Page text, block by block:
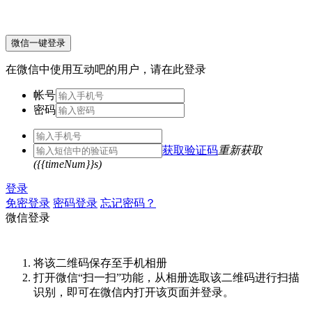
微信一键登录
在微信中使用互动吧的用户，请在此登录
帐号
密码
获取验证码重新获取
({{timeNum}}s)
登录
免密登录 密码登录 忘记密码？
微信登录
将该二维码保存至手机相册
打开微信“扫一扫”功能，从相册选取该二维码进行扫描
识别，即可在微信内打开该页面并登录。